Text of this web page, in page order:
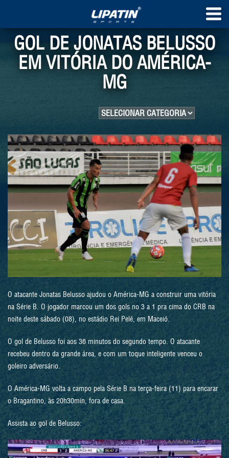
GOL DE JONATAS BELUSSO
EM VITÓRIA DO AMÉRICA-
MG
O atacante Jonatas Belusso ajudou o América-MG a construir uma vitória
na Série B. O jogador marcou um dos gols no 3 a 1 pra cima do CRB na
noite deste sábado (08), no estádio Rei Pelé, em Maceió.
O gol de Belusso foi aos 36 minutos do segundo tempo. O atacante
recebeu dentro da grande área, e com um toque inteligente venceu o
goleiro adversário.
O América-MG volta a campo pela Série B na terça-feira (11) para encarar
o Bragantino, às 20h30min, fora de casa.
Assista ao gol de Belusso:
Tocador
de